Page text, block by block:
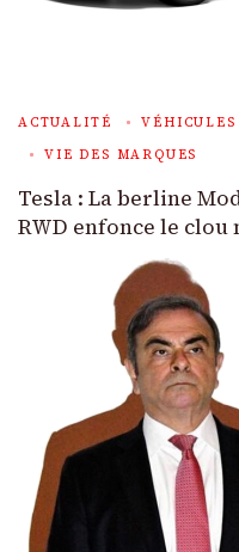
ACTUALITÉ
VIE DES MARQUES
Tesla : La berline
RWD enfonce le clou